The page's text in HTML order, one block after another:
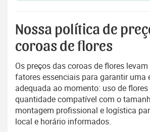
Nossa política de
coroas de flores
Os preços das coroas de flores
fatores essenciais para garantir uma
adequada ao momento: uso de
quantidade compatível com o
montagem profissional e logística
local e horário informados.